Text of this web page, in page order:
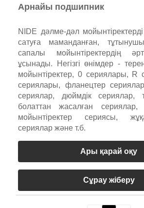
Арнайы подшипник
NIDE дәлме-дәл
сатуға маманданған,
сапалы мойынтіректердің
ұсынады. Негізгі өнімдер -
мойынтіректер, 0 сериялары, R
сериялары, фланецтер
сериялар, дюймдік сериялар,
болаттан жасалған сериялар,
мойынтіректер сериясы,
сериялар және т.б.
Ары қарай оқу
Сұрау жіберу